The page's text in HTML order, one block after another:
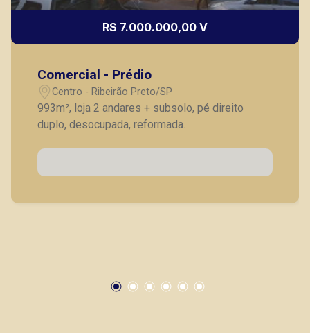
R$ 7.000.000,00 V
Comercial - Prédio
Centro - Ribeirão Preto/SP
993m², loja 2 andares + subsolo, pé direito
duplo, desocupada, reformada.